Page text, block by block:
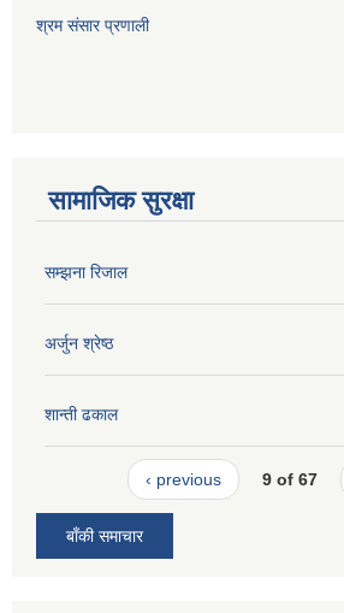
श्रम संसार प्रणाली
सामाजिक सुरक्षा
सम्झना रिजाल
अर्जुन श्रेष्ठ
शान्ती ढकाल
‹ previous 9 of 67
बाँकी समाचार